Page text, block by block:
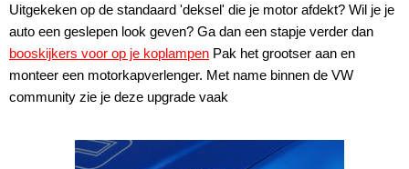
Uitgekeken op de standaard 'deksel' die je motor afdekt? Wil je je
auto een geslepen look geven? Ga dan een stapje verder dan
booskijkers voor op je koplampen Pak het grootser aan en
monteer een motorkapverlenger. Met name binnen de VW
community zie je deze upgrade vaak